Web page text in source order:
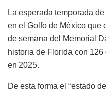
La esperada temporada
en el Golfo de México que
de semana del Memorial
historia de Florida con
en 2025.
De esta forma el “estado